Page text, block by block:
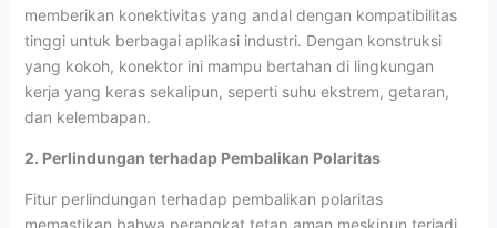
memberikan konektivitas yang andal dengan kompatibilitas
tinggi untuk berbagai aplikasi industri. Dengan konstruksi
yang kokoh, konektor ini mampu bertahan di lingkungan
kerja yang keras sekalipun, seperti suhu ekstrem, getaran,
dan kelembapan.
2. Perlindungan terhadap Pembalikan Polaritas
Fitur perlindungan terhadap pembalikan polaritas
memastikan bahwa perangkat tetap aman meskipun terjadi